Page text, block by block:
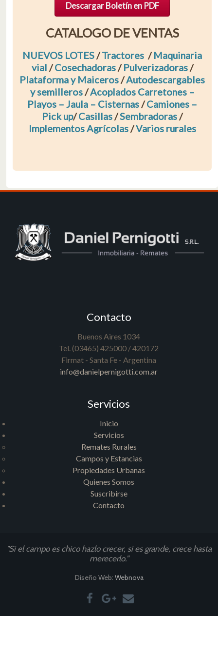
Descargar Boletín en PDF
CATALOGO DE VENTAS
NUEVOS LOTES/Tractores /Maquinaria
vial /Cosechadoras/Pulverizadoras/
Plataforma y Maiceros/Autodescargables
y semilleros/Acoplados Carretones –
Playos – Jaula – Cisternas/Camiones –
Pick up/Casillas/Sembradoras/
Implementos Agrícolas/Varios rurales
Contacto
Buenos Aires 1034
Tel. (03465) 425000 / 420172
Firmat - Santa Fe - Argentina
info@danielpernigotti.com.ar
Servicios
Inicio
Servicios
Remates Rurales
Campos y Estancias
Propiedades Urbanas
Quienes Somos
Suscribirse
Contacto
"Si el campo es chico hazlo crecer, si es grande, crece hasta
merecerlo."
Diseño Web: Webnova